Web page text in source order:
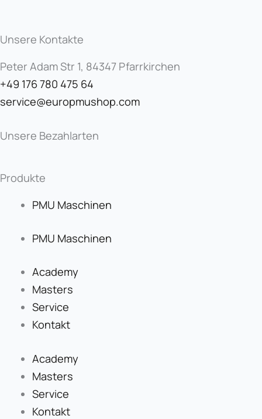
Unsere Kontakte
Peter Adam Str 1, 84347 Pfarrkirchen
+49 176 780 475 64
service@europmushop.com
Unsere Bezahlarten
Produkte
PMU Maschinen
PMU Maschinen
Academy
Masters
Service
Kontakt
Academy
Masters
Service
Kontakt